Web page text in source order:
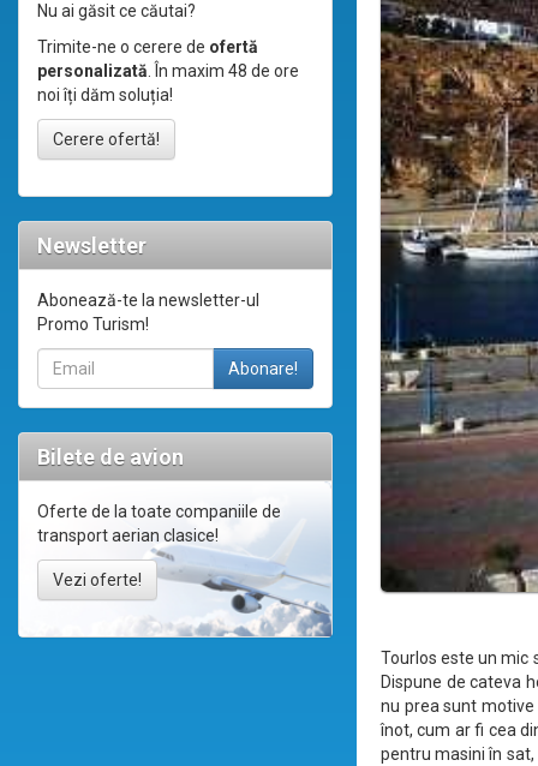
Nu ai găsit ce căutai?
Trimite-ne o cerere de ofertă
personalizată. În maxim 48 de ore
noi îți dăm soluția!
Cerere ofertă!
Newsletter
Abonează-te la newsletter-ul
Promo Turism!
Bilete de avion
Oferte de la toate companiile de
transport aerian clasice!
Vezi oferte!
Tourlos este un mic
Dispune de cateva
nu prea sunt
înot, cum ar fi cea
pentru masini în